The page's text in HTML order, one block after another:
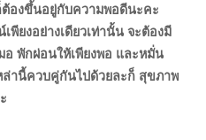
องขึ้นอยู่กับความพอดีนะคะ
ยงอย่างเดียวเท่านั้น จะต้องมี
อ พักผ่อนให้เพียงพอ และหมั่น
ล่านี้ควบคู่กันไปด้วยละก็ สุขภาพ